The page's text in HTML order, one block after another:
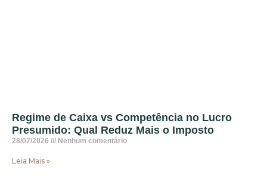
Regime de Caixa vs Competência no Lucro
Presumido: Qual Reduz Mais o Imposto
28/07/2026 Nenhum comentário
Leia Mais »